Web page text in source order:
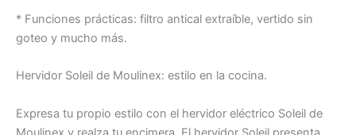
* Funciones prácticas: filtro antical extraíble, vertido sin
goteo y mucho más.
Hervidor Soleil de Moulinex: estilo en la cocina.
Expresa tu propio estilo con el hervidor eléctrico Soleil de